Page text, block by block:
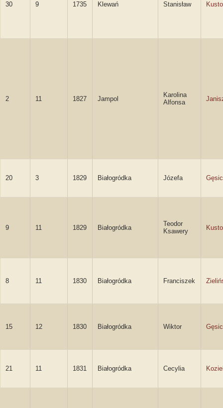
30 9 1735 Klewań Stanisław
2 11 1827 Jampol
Karolina
Alfonsa
20 3 1829 Białogródka Józefa
9 11 1829 Białogródka
Teodor
Ksawery
8 11 1830 Białogródka Franciszek
15 12 1830 Białogródka Wiktor
21 11 1831 Białogródka Cecylia